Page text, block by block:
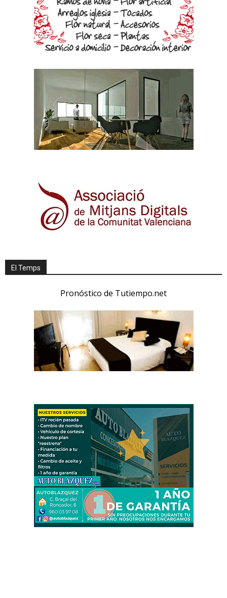
El Temps
Pronóstico de Tutiempo.net